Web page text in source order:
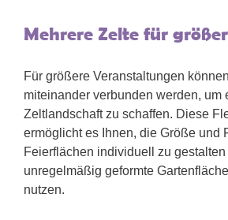
Mehrere Zelte für
Für größere Veranstaltungen
miteinander verbunden werden, um
Zeltlandschaft zu schaffen. Diese
ermöglicht es Ihnen, die Größe und
Feierflächen individuell zu
unregelmäßig geformte
nutzen.